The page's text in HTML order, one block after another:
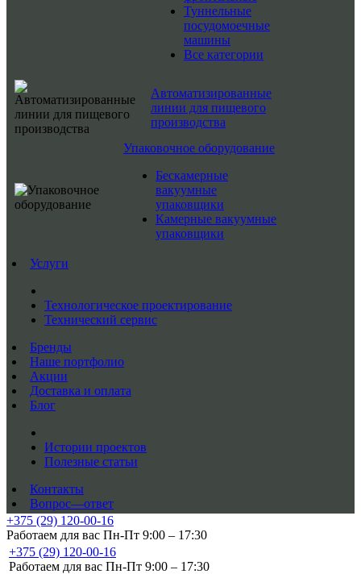
Туннельные
посудомоечные
машины
Все категории
Автоматизированные
линии для пищевого
производства
Упаковочное оборудование
Бескамерные
вакуумные
упаковщики
Камерные вакуумные
упаковщики
Услуги
Технологическое проектирование
Технический сервис
Бренды
Наше портфолио
Акции
Доставка и оплата
Блог
Истории проектов
Полезные статьи
Контакты
Вопрос—ответ
+375 (29) 120-00-16
Работаем для вас Пн-Пт 9:00 – 17:30
+375 (29) 120-00-16
Работаем для вас Пн-Пт 9:00 – 17:30